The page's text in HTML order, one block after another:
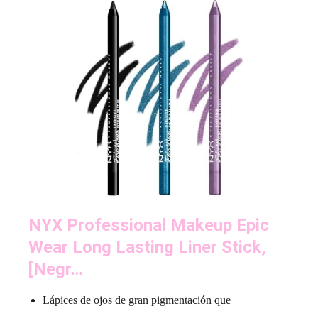
NYX Professional Makeup Epic
Wear Long Lasting Liner Stick,
[Negr…
Lápices de ojos de gran pigmentación que